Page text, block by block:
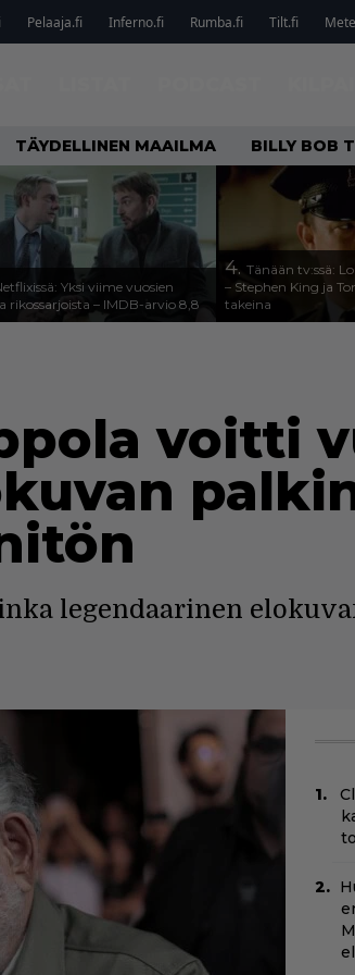
Pelaaja.fi Inferno.fi Rumba.fi Tilt.fi
TÄYDELLINEN MAAILMA BILLY BOB
Yksi viime vuosien
rikossarjoista – IMDB-arvio 8,8
4. Tänään tv:ssä:
– Stephen King ja
takeina
voitti
legendaarinen